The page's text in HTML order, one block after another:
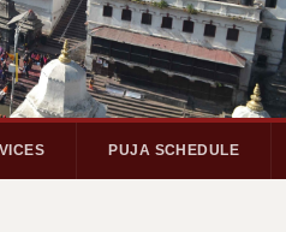
PUJA SCHEDULE